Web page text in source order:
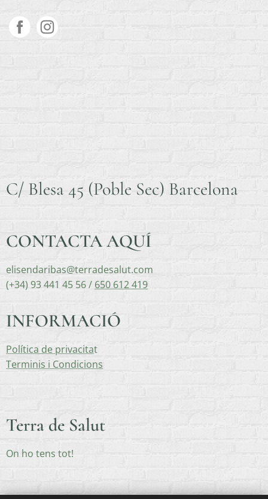
C/ Blesa 45 (Poble Sec) Barcelona
CONTACTA AQUÍ
elisendaribas@terradesalut.com
(+34) 93 441 45 56 / 650 612 419
INFORMACIÓ
Política de privacitat
Terminis i Condicions
Terra de Salut
On ho tens tot!